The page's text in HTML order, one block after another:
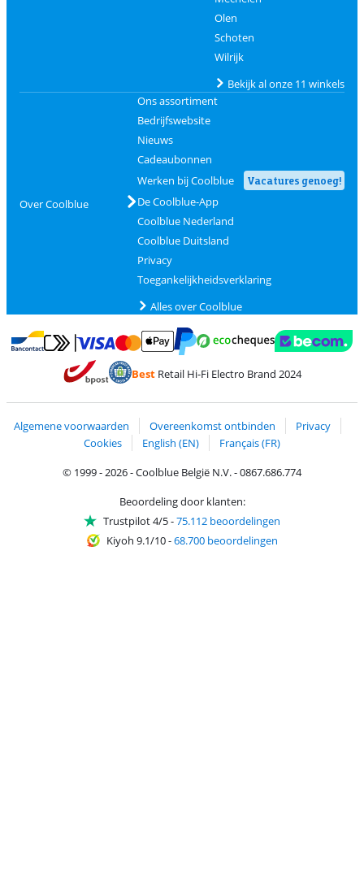
Olen
Schoten
Wilrijk
Bekijk al onze 11 winkels
Over Coolblue
Ons assortiment
Bedrijfswebsite
Nieuws
Cadeaubonnen
Werken bij Coolblue
Vacatures genoeg!
De Coolblue-App
Coolblue Nederland
Coolblue Duitsland
Privacy
Toegankelijkheidsverklaring
Alles over Coolblue
Betalen met Bancontact
Betalen met MasterCard en Visa via ClickToPay
Betalen met PayPal
BestRetail Hi-Fi Electro Brand 2024
Algemene voorwaarden Overeenkomst ontbinden
Privacy
Cookies
English (EN)
Français (FR)
© 1999 - 2026 - Coolblue België N.V. - 0867.686.774
Beoordeling door klanten:
Trustpilot 4/5-75.112 beoordelingen
Kiyoh 9.1/10-68.700 beoordelingen